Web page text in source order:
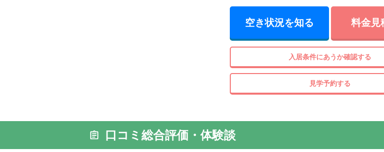
外観: 落ちつきのある外観。周辺には桜の名所として知
た明徳公園があり、お散歩も楽しい環境です。
空き状況を知る 料金見
入居条件にあうか確認する
見学予約する
口コミ総合評価・体験談